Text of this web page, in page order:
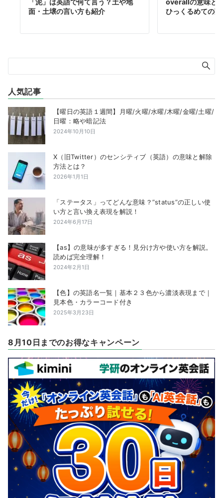
「泥」は英語で何て言う？土や地
面・土壌の言い方も紹介
overallの意味と
ひっくるめての
人気記事
【曜日の英語１週間】月曜/火曜/水曜/木曜/金曜/土曜/
日曜：略や暗記法
2024年10月10日
X（旧Twitter）のセンシティブ（英語）の意味と解除
方法とは？
2026年1月1日
「ステータス」ってどんな意味？”status”の正しい使
い方と言い換え表現を解説！
2024年6月17日
【as】の意味が多すぎる！見分け方や使い方を解説。
読めば完全理解！
2024年2月1日
【色】の英語名一覧｜基本２３色から濃淡表現まで｜
見本色・カラーコード付き
2025年3月23日
8月10日までのお得なキャンペーン